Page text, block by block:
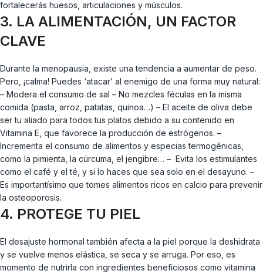
fortalecerás huesos, articulaciones y músculos.
3. LA ALIMENTACIÓN, UN FACTOR
CLAVE
Durante la menopausia, existe una tendencia a aumentar de peso.
Pero, ¡calma! Puedes ‘atacar’ al enemigo de una forma muy natural:
– Modera el consumo de sal – No mezcles féculas en la misma
comida (pasta, arroz, patatas, quinoa…) – El aceite de oliva debe
ser tu aliado para todos tus platos debido a su contenido en
Vitamina E, que favorece la producción de estrógenos. –
Incrementa el consumo de alimentos y especias termogénicas,
como la pimienta, la cúrcuma, el jengibre… – Evita los estimulantes
como el café y el té, y si lo haces que sea solo en el desayuno. –
Es importantísimo que tomes alimentos ricos en calcio para prevenir
la osteoporosis.
4. PROTEGE TU PIEL
El desajuste hormonal también afecta a la piel porque la deshidrata
y se vuelve menos elástica, se seca y se arruga. Por eso, es
momento de nutrirla con ingredientes beneficiosos como vitamina